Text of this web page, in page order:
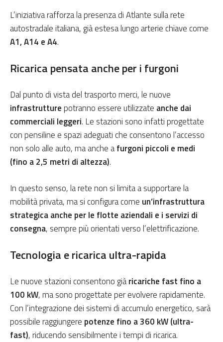
L’iniziativa rafforza la presenza di Atlante sulla rete
autostradale italiana, già estesa lungo arterie chiave come
A1, A14 e A4.
Ricarica pensata anche per i furgoni
Dal punto di vista del trasporto merci, le nuove
infrastrutturepotranno essere utilizzate anche dai
commerciali leggeri. Le stazioni sono infatti progettate
con pensiline e spazi adeguati che consentono l’accesso
non solo alle auto, ma anche afurgoni piccoli e medi
(fino a 2,5 metri di altezza).
In questo senso, la rete non si limita a supportare la
mobilità privata, ma si configura come un’infrastruttura
strategica anche per le flotte aziendali e i servizi di
consegna, sempre più orientati verso l’elettrificazione.
Tecnologia e ricarica ultra-rapida
Le nuove stazioni consentono giàricariche fast fino a
100 kW, ma sono progettate per evolvere rapidamente.
Con l’integrazione dei sistemi di accumulo energetico, sarà
possibile raggiungere potenze fino a 360 kW (ultra-
fast), riducendo sensibilmente i tempi di ricarica.